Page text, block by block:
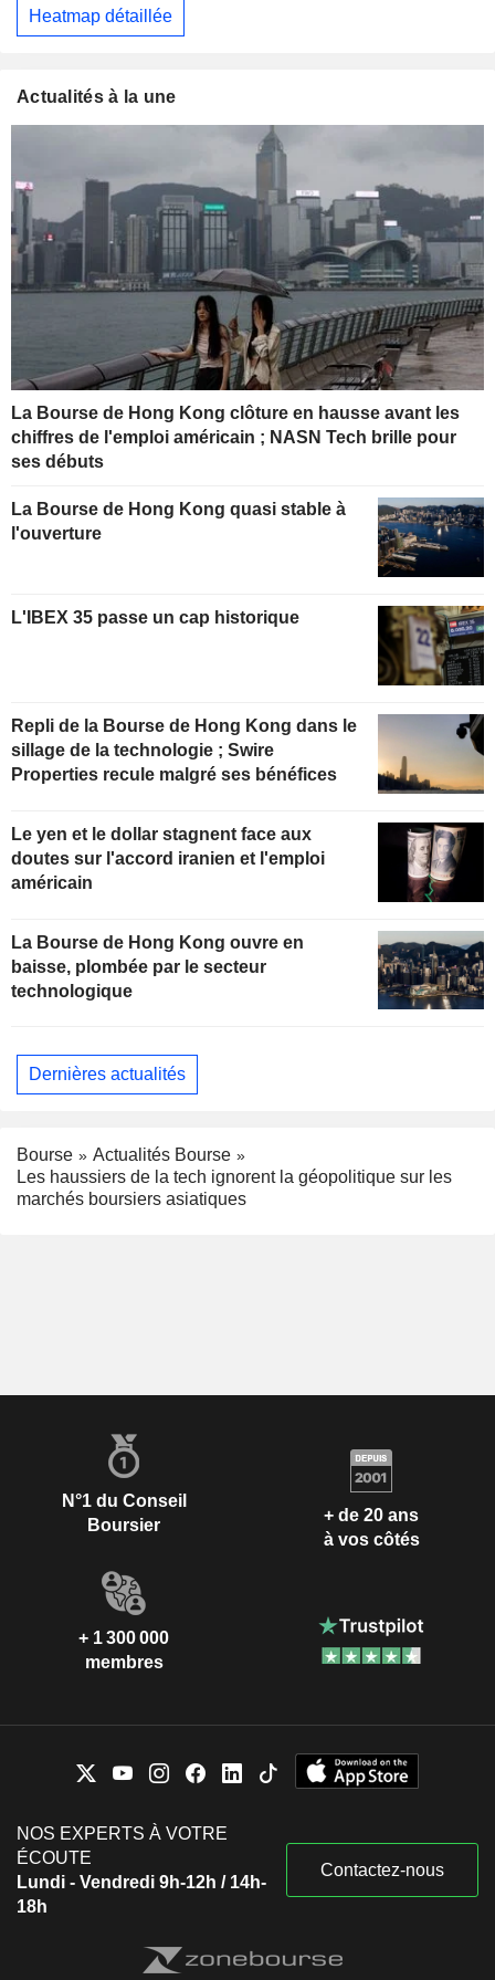
Heatmap détaillée
Actualités à la une
La Bourse de Hong Kong clôture en hausse avant les
chiffres de l'emploi américain ; NASN Tech brille pour
ses débuts
La Bourse de Hong Kong quasi stable à
l'ouverture
L'IBEX 35 passe un cap historique
Repli de la Bourse de Hong Kong dans le
sillage de la technologie ; Swire
Properties recule malgré ses bénéfices
Le yen et le dollar stagnent face aux
doutes sur l'accord iranien et l'emploi
américain
La Bourse de Hong Kong ouvre en
baisse, plombée par le secteur
technologique
Dernières actualités
Bourse
Actualités Bourse
Les haussiers de la tech ignorent la géopolitique sur les
marchés boursiers asiatiques
N°1 du Conseil
Boursier
+ de 20 ans
à vos côtés
+ 1 300 000
membres
NOS EXPERTS À VOTRE
ÉCOUTE
Lundi - Vendredi 9h-12h / 14h-
18h
Contactez-nous